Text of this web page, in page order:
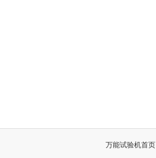
万能试验机首页